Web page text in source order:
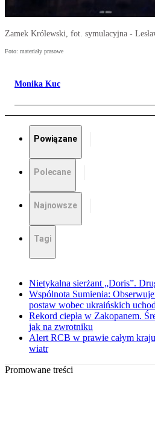
Zamek Królewski, fot. symulacyjna -
Foto: materiały prasowe
Monika Kuc
Powiązane
Polecane
Najnowsze
Tagi
Nietykalna sierżant „Doris”.
Wspólnota Sumienia:
postaw wobec ukraińskich
Rekord ciepła w Zakopanem.
jak na zwrotniku
Alert RCB w prawie całym
wiatr
Promowane treści